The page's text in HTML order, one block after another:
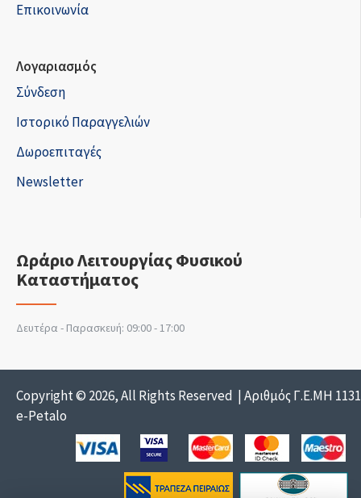
Επικοινωνία
Λογαριασμός
Σύνδεση
Ιστορικό Παραγγελιών
Δωροεπιταγές
Newsletter
Ωράριο Λειτουργίας Φυσικού
Καταστήματος
Δευτέρα - Παρασκευή: 09:00 - 17:00
Copyright © 2026, All Rights Reserved | Αριθμός Γ.Ε.ΜΗ
e-Petalo